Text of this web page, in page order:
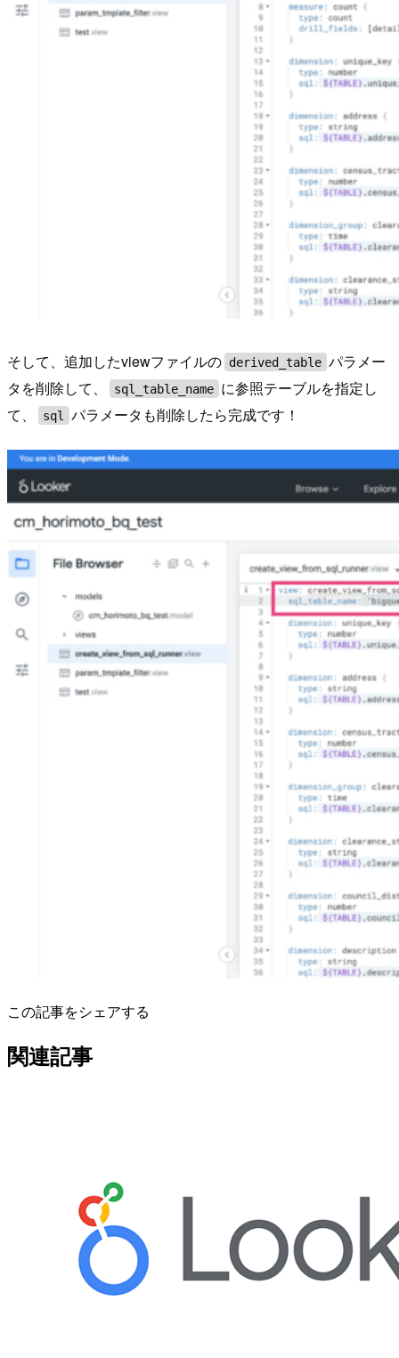
そして、追加したviewファイルの derived_table パラメー
タを削除して、
sql_table_name に参照テーブルを指定し
て、
sql パラメータも削除したら完成です！
この記事をシェアする
関連記事